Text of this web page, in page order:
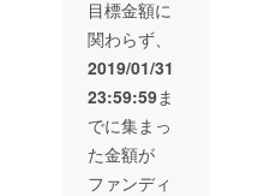
ルで詳
細をお
知らせ
させて
いただ
きま
す。
目標金額に
関わらず、
2019/01/31
23:59:59ま
でに集まっ
た金額が
ファンディ